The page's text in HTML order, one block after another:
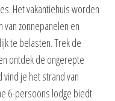
Het vakantiehuis worden
van zonnepanelen en
te belasten. Trek de
ontdek de ongerepte
je het strand van
6-persoons lodge biedt